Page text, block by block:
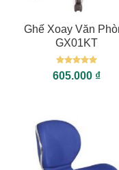
Ghế Xoay Văn
GX01KT
Được xếp
hạng55
605.000 ₫